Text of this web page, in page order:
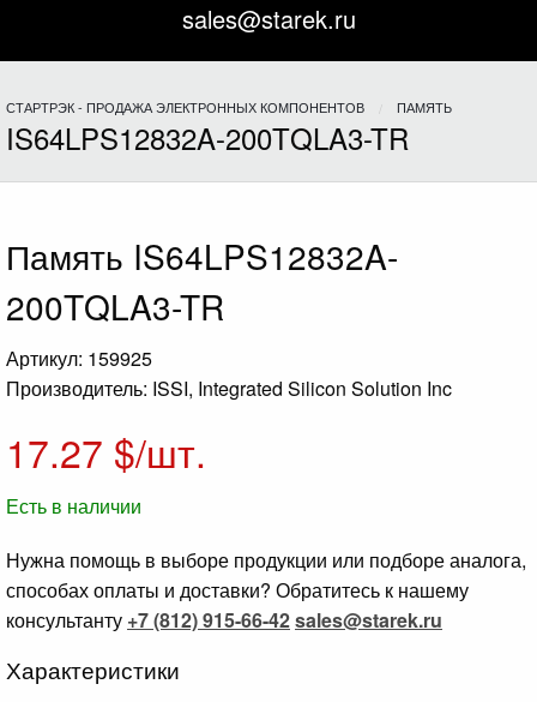
sales@starek.ru
СТАРТРЭК - ПРОДАЖА ЭЛЕКТРОННЫХ КОМПОНЕНТОВ ПАМЯТЬ
IS64LPS12832A-200TQLA3-TR
Память IS64LPS12832A-
200TQLA3-TR
Артикул: 159925
Производитель: ISSI, Integrated Silicon Solution Inc
17.27 $/шт.
Есть в наличии
Нужна помощь в выборе продукции или подборе аналога,
способах оплаты и доставки? Обратитесь к нашему
консультанту +7 (812) 915-66-42sales@starek.ru
Характеристики